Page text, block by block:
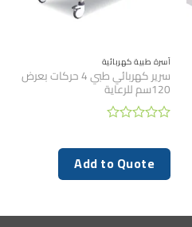
أسرة طبية كهربائية
سرير كهربائي طبي 4 حركات بعرض
120سم للرعاية
0
من
5
Add to Quote